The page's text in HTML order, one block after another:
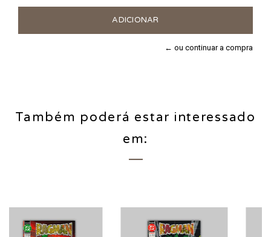
← ou continuar a compra
Também poderá estar interessado
em: